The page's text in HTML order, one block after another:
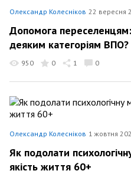
Олександр Колесніков 22 вересня
Допомога
деяким категоріям ВПО?
950 0 1 0
Олександр Колесніков 1 жовтня
Як подолати
якість життя 60+